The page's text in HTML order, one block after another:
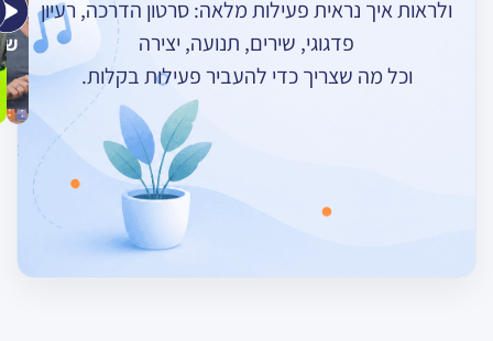
נראית פעילות מלאה: סרטון הדרכה, רעיון
פדגוגי, שירים, תנועה, יצירה
שצריך כדי להעביר פעילות בקלות.
אומרות
שלום
רוקד
–
חורף